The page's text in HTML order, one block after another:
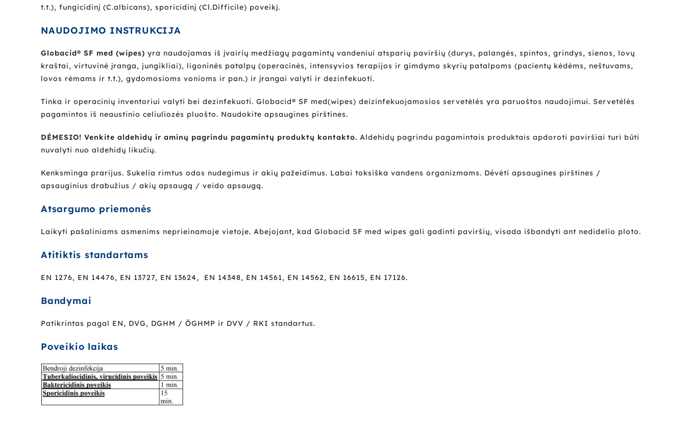
t.t.), fungicidinį (C.albicans), sporicidinį (Cl.Difficile) poveikį.
NAUDOJIMO INSTRUKCIJA
Globacid® SF med (wipes) yra naudojamas iš įvairių medžiagų pagamintų vandeniui atsparių paviršių (durys, palangės, spintos, grindys, sienos, lovų
kraštai, virtuvinė įranga, jungikliai), ligoninės patalpų (operacinės, intensyvios terapijos ir gimdymo skyrių patalpoms (pacientų kėdėms, neštuvams,
lovos rėmams ir t.t.), gydomosioms vonioms ir pan.) ir įrangai valyti ir dezinfekuoti.
Tinka ir operacinių inventoriui valyti bei dezinfekuoti. Globacid® SF med(wipes) deizinfekuojamosios servetėlės yra paruoštos naudojimui. Servetėlės
pagamintos iš neaustinio celiuliozės pluošto. Naudokite apsaugines pirštines.
DĖMESIO! Venkite aldehidų ir aminų pagrindu pagamintų produktų kontakto. Aldehidų pagrindu pagamintais produktais apdoroti paviršiai turi būti
nuvalyti nuo aldehidų likučių.
Kenksminga prarijus. Sukelia rimtus odos nudegimus ir akių pažeidimus. Labai toksiška vandens organizmams. Dėvėti apsaugines pirštines /
apsauginius drabužius / akių apsaugą / veido apsaugą.
Atsargumo priemonės
Laikyti pašaliniams asmenims neprieinamoje vietoje. Abejojant, kad Globacid SF med wipes gali gadinti paviršių, visada išbandyti ant nedidelio ploto.
Atitiktis standartams
EN 1276, EN 14476, EN 13727, EN 13624, EN 14348, EN 14561, EN 14562, EN 16615, EN 17126.
Bandymai
Patikrintas pagal EN, DVG, DGHM / ÖGHMP ir DVV / RKI standartus.
Poveikio laikas